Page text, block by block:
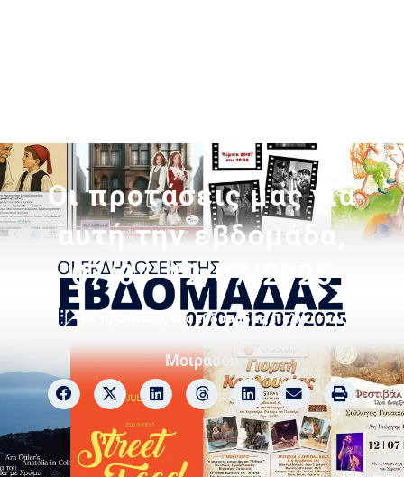
Οι προτάσεις μας για
αυτή την εβδομάδα,
07/07-12/07/2025
Οι προτάσεις της εβδομάδας,Πολιτισμός
Μοιράσου